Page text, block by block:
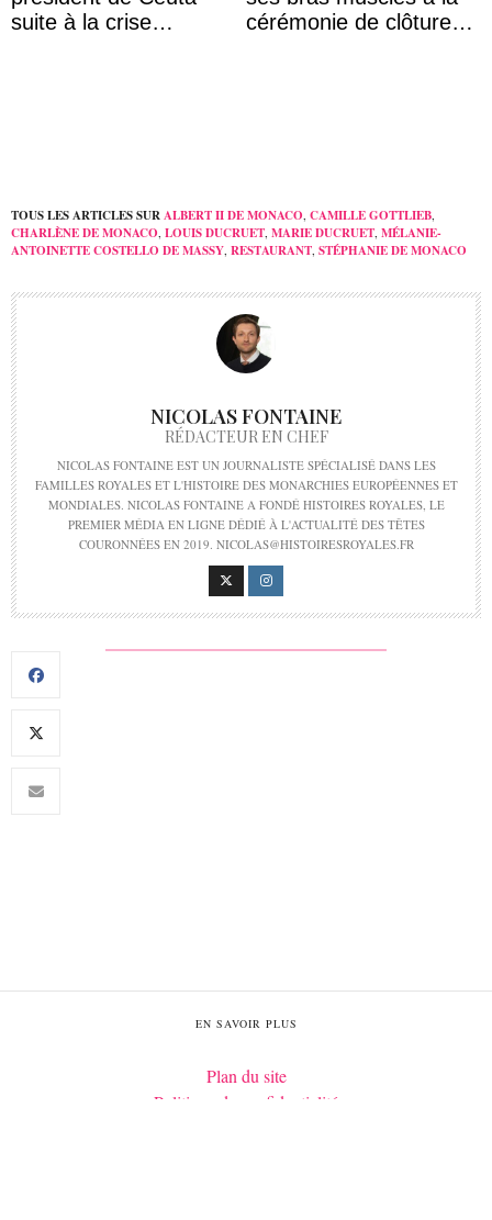
suite à la crise
cérémonie de clôture
TOUS LES ARTICLES SURALBERT II DE MONACO, CAMILLE GOTTLIEB,
CHARLÈNE DE MONACO, LOUIS DUCRUET, MARIE DUCRUET, MÉLANIE-
ANTOINETTE COSTELLO DE MASSY, RESTAURANT, STÉPHANIE DE MONACO
NICOLAS FONTAINE
RÉDACTEUR EN CHEF
NICOLAS FONTAINE EST UN JOURNALISTE SPÉCIALISÉ DANS LES
FAMILLES ROYALES ET L'HISTOIRE DES MONARCHIES EUROPÉENNES ET
MONDIALES. NICOLAS FONTAINE A FONDÉ HISTOIRES ROYALES, LE
PREMIER MÉDIA EN LIGNE DÉDIÉ À L'ACTUALITÉ DES TÊTES
COURONNÉES EN 2019. NICOLAS@HISTOIRESROYALES.FR
EN SAVOIR PLUS
Plan du site
Politique de confidentialité